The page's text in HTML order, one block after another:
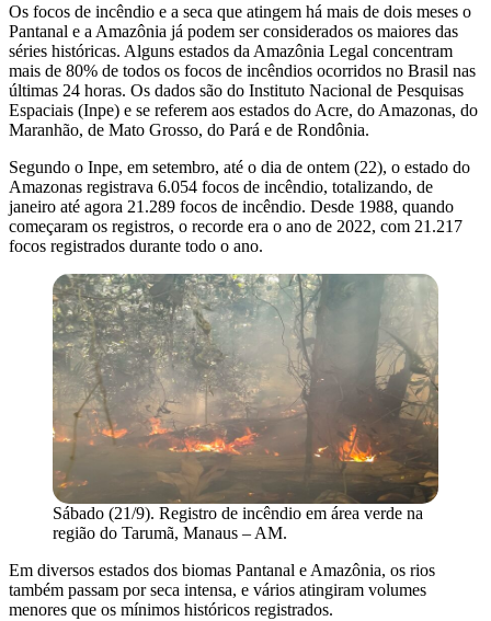
Os focos de incêndio e a seca que atingem há mais de dois meses o
Pantanal e a Amazônia já podem ser considerados os maiores das
séries históricas. Alguns estados da Amazônia Legal concentram
mais de 80% de todos os focos de incêndios ocorridos no Brasil nas
últimas 24 horas. Os dados são do Instituto Nacional de Pesquisas
Espaciais (Inpe) e se referem aos estados do Acre, do Amazonas, do
Maranhão, de Mato Grosso, do Pará e de Rondônia.
Segundo o Inpe, em setembro, até o dia de ontem (22), o estado do
Amazonas registrava 6.054 focos de incêndio, totalizando, de
janeiro até agora 21.289 focos de incêndio. Desde 1988, quando
começaram os registros, o recorde era o ano de 2022, com 21.217
focos registrados durante todo o ano.
Sábado (21/9). Registro de incêndio em área verde na
região do Tarumã, Manaus – AM.
Em diversos estados dos biomas Pantanal e Amazônia, os rios
também passam por seca intensa, e vários atingiram volumes
menores que os mínimos históricos registrados.